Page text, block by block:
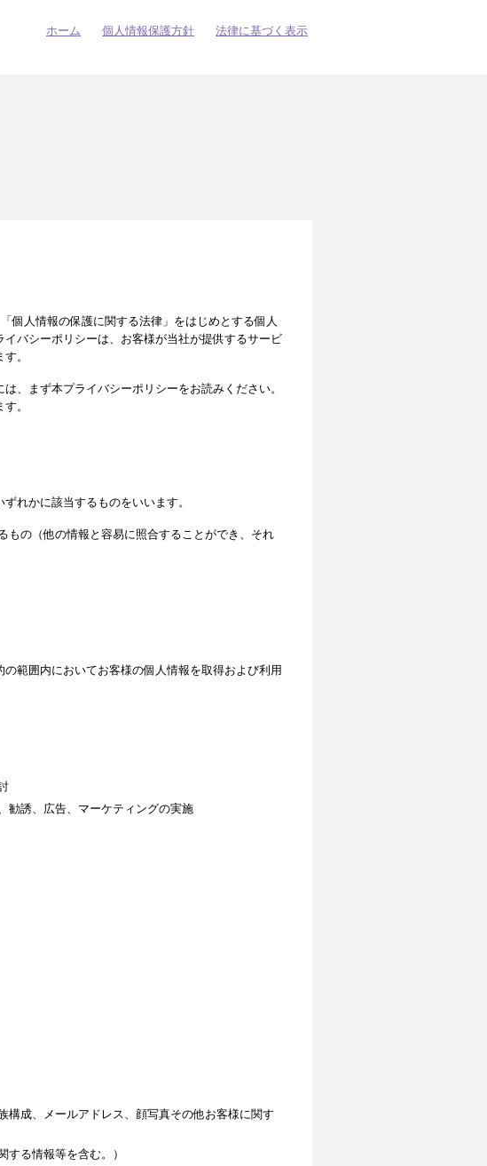
ホーム 個人情報保護方針 法律に基づく表示
個人情報の保護に関する法律」をはじめとする個人
バシーポリシーは、お客様が当社が提供するサービ
。
、まず本プライバシーポリシーをお読みください。
。
れかに該当するものをいいます。
もの（他の情報と容易に照合することができ、それ
範囲内においてお客様の個人情報を取得および利用
勧誘、広告、マーケティングの実施
構成、メールアドレス、顔写真その他お客様に関す
る情報等を含む。）